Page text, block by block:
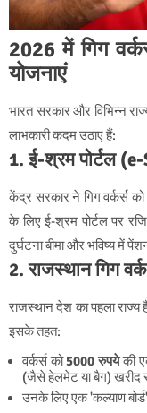
2026 में गिग
योजनाएं
भारत सरकार और विभिन्न
लाभकारी कदम उठाए हैं:
1. ई-श्रम पोर्टल
केंद्र सरकार ने गिग वर्कर्स
के लिए ई-श्रम पोर्टल पर
दुर्घटना बीमा और भविष्य में
2. राजस्थान गिग
राजस्थान देश का पहला राज्य
इसके तहत:
वर्कर्स को5000 रुपयेकी
(जैसे हेलमेट या बैग) खरीद
उनके लिए एक 'कल्याण